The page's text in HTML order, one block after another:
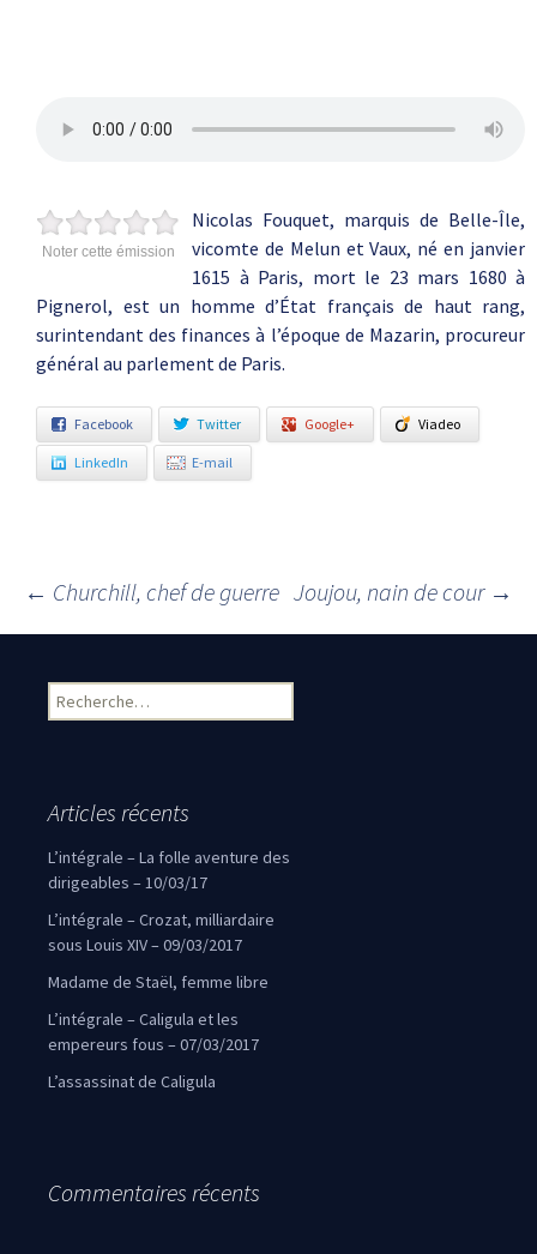
Noter cette émission
Nicolas Fouquet, marquis de Belle-Île,
vicomte de Melun et Vaux, né en janvier
1615 à Paris, mort le 23 mars 1680 à
Pignerol, est un homme d’État français de haut rang,
surintendant des finances à l’époque de Mazarin, procureur
général au parlement de Paris.
Facebook Twitter Google+ Viadeo
LinkedIn E-mail
Navigation des articles
← Churchill, chef de guerre Joujou, nain de cour →
Rechercher :
Articles récents
L’intégrale – La folle aventure des
dirigeables – 10/03/17
L’intégrale – Crozat, milliardaire
sous Louis XIV – 09/03/2017
Madame de Staël, femme libre
L’intégrale – Caligula et les
empereurs fous – 07/03/2017
L’assassinat de Caligula
Commentaires récents